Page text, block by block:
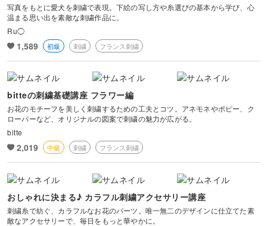
写真をもとに愛犬を刺繍で表現。下絵の写し方や糸選びの基本から学び、心
温まる思い出を素敵な刺繍作品に。
Ru◯
1,589 初級 刺繍 フランス刺繍
bitteの刺繍基礎講座 フラワー編
お花のモチーフを美しく刺繍するための工夫とコツ。アネモネやポピー、ク
ローバーなど、オリジナルの図案で刺繍の魅力が広がる。
bitte
2,019 中級 刺繍 フランス刺繍
おしゃれに決まる♪ カラフル刺繍アクセサリー講座
刺繍糸で紡ぐ、カラフルなお花のパーツ。唯一無二のデザインに仕立てた素
敵なアクセサリーで、毎日をもっと華やかに。